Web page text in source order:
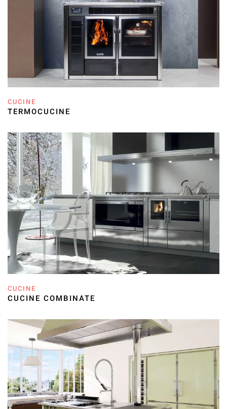
CUCINE
TERMOCUCINE
CUCINE
CUCINE COMBINATE